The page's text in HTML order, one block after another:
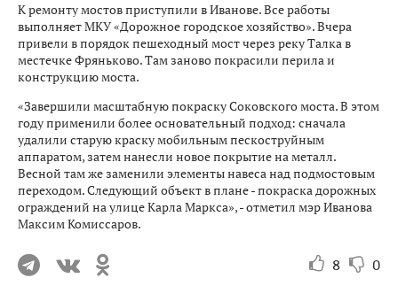
К ремонту мостов приступили в Иванове. Все работы
выполняет МКУ «Дорожное городское хозяйство». Вчера
привели в порядок пешеходный мост через реку Талка в
местечке Фряньково. Там заново покрасили перила и
конструкцию моста.
«Завершили масштабную покраску Соковского моста. В этом
году применили более основательный подход: сначала
удалили старую краску мобильным пескоструйным
аппаратом, затем нанесли новое покрытие на металл.
Весной там же заменили элементы навеса над подмостовым
переходом. Следующий объект в плане - покраска дорожных
ограждений на улице Карла Маркса», - отметил мэр Иванова
Максим Комиссаров.
8 0